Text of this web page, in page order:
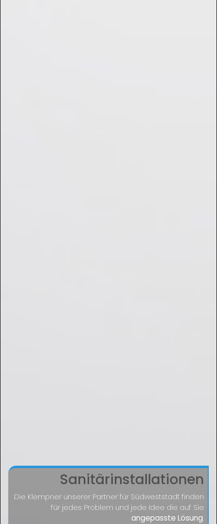
Sanitärinstallationen
Die Klempner unserer Partner für Südweststadt finden
für jedes Problem und jede Idee die auf Sie
angepasste Lösung.